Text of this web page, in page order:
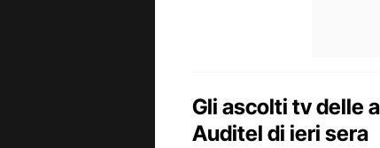
Gli ascolti tv delle
Auditel di ieri sera